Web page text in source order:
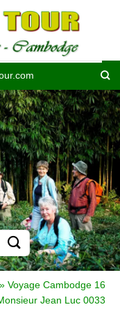
» Voyage Cambodge 16
Jean Luc 0033